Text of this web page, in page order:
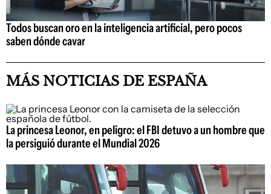
Todos buscan oro en la inteligencia artificial, pero pocos
saben dónde cavar
MÁS NOTICIAS DE ESPAÑA
La princesa Leonor, en peligro: el FBI detuvo a un hombre que
la persiguió durante el Mundial 2026